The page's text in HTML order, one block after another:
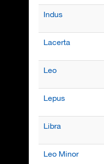
Indus
Lacerta
Leo
Lepus
Libra
Leo Minor